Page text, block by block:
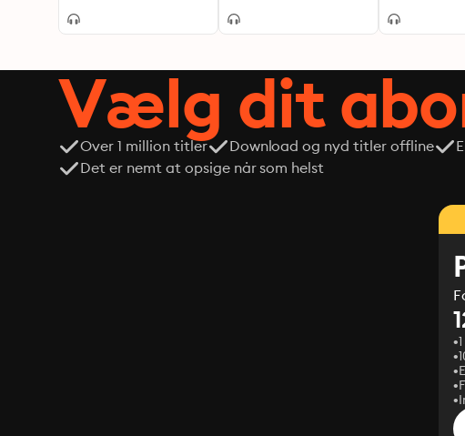
Vælg dit
Over 1 million titler Download og nyd titler offline
Det er nemt at opsige når som helst